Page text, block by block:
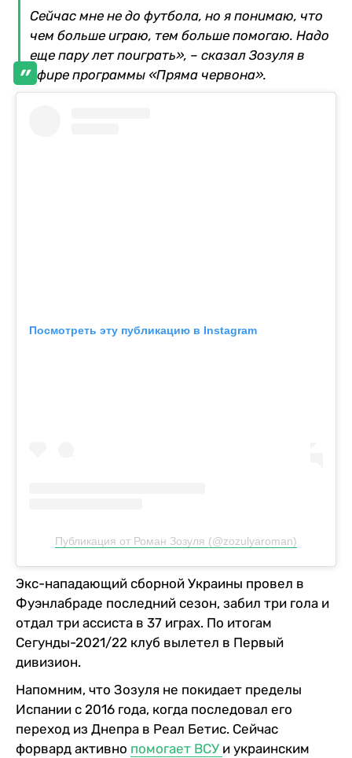
Сейчас мне не до футбола, но я понимаю, что
чем больше играю, тем больше помогаю. Надо
еще пару лет поиграть», – сказал Зозуля в
эфире программы «Пряма червона».
Посмотреть эту публикацию в Instagram
Публикация от Роман Зозуля (@zozulyaroman)
Экс-нападающий сборной Украины провел в
Фуэнлабраде последний сезон, забил три гола и
отдал три ассиста в 37 играх. По итогам
Сегунды-2021/22 клуб вылетел в Первый
дивизион.
Напомним, что Зозуля не покидает пределы
Испании с 2016 года, когда последовал его
переход из Днепра в Реал Бетис. Сейчас
форвард активно помогает ВСУ и украинским